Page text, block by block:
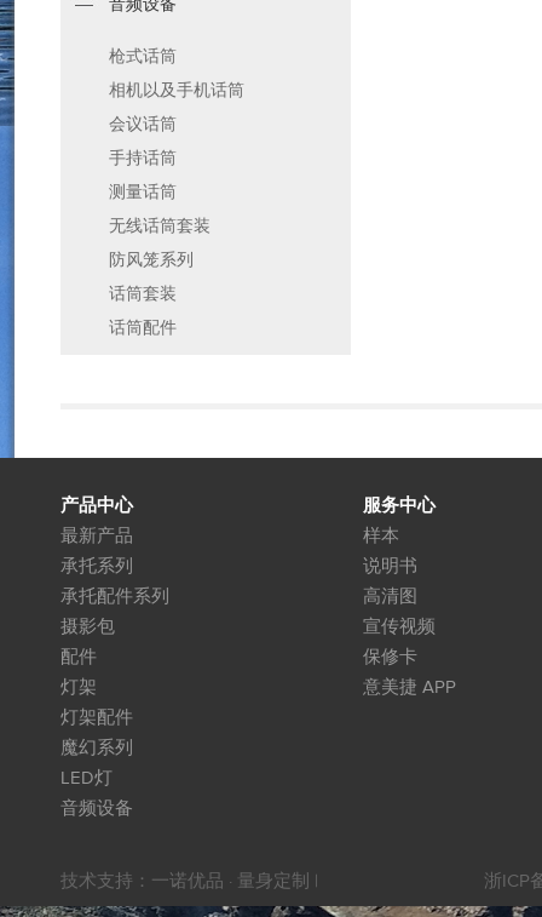
音频设备
枪式话筒
相机以及手机话筒
会议话筒
手持话筒
测量话筒
无线话筒套装
防风笼系列
话筒套装
话筒配件
产品中心
最新产品
承托系列
承托配件系列
摄影包
配件
灯架
灯架配件
魔幻系列
LED灯
音频设备
服务中心
样本
说明书
高清图
宣传视频
保修卡
意美捷 APP
技术支持： 一诺优品 · 量身定制 | 浙ICP